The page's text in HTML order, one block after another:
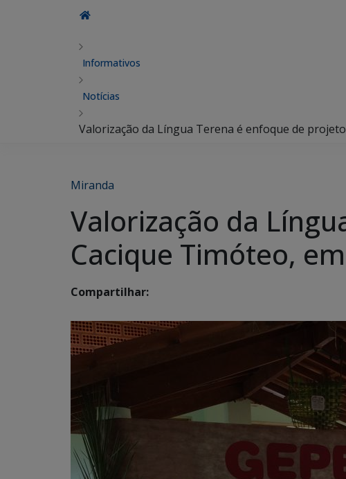
Informativos
Notícias
Valorização da Língua Terena é enfoque de
Miranda
Valorização da
Cacique Timóteo,
Compartilhar: